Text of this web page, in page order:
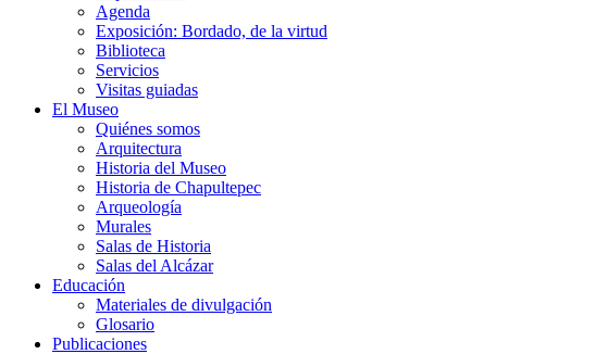
Agenda
Exposición: Bordado, de la virtud
Biblioteca
Servicios
Visitas guiadas
El Museo
Quiénes somos
Arquitectura
Historia del Museo
Historia de Chapultepec
Arqueología
Murales
Salas de Historia
Salas del Alcázar
Educación
Materiales de divulgación
Glosario
Publicaciones